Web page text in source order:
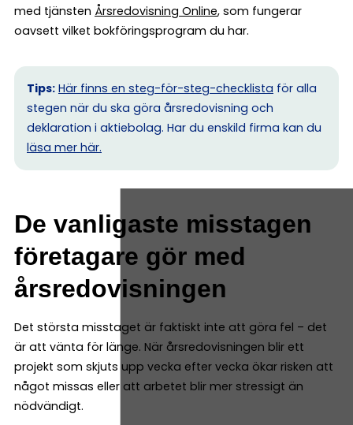
med tjänsten Årsredovisning Online, som fungerar
oavsett vilket bokföringsprogram du har.
Tips: Här finns en steg-för-steg-checklista för alla
stegen när du ska göra årsredovisning och
deklaration i aktiebolag. Har du enskild firma kan du
läsa mer här.
De vanligaste misstagen
företagare gör med
årsredovisningen
Det största misstaget är faktiskt inte att göra fel – det
är att vänta för länge. När årsredovisningen blir ett
projekt som skjuts upp vecka efter vecka ökar risken att
något missas eller att arbetet blir mer stressigt än
nödvändigt.